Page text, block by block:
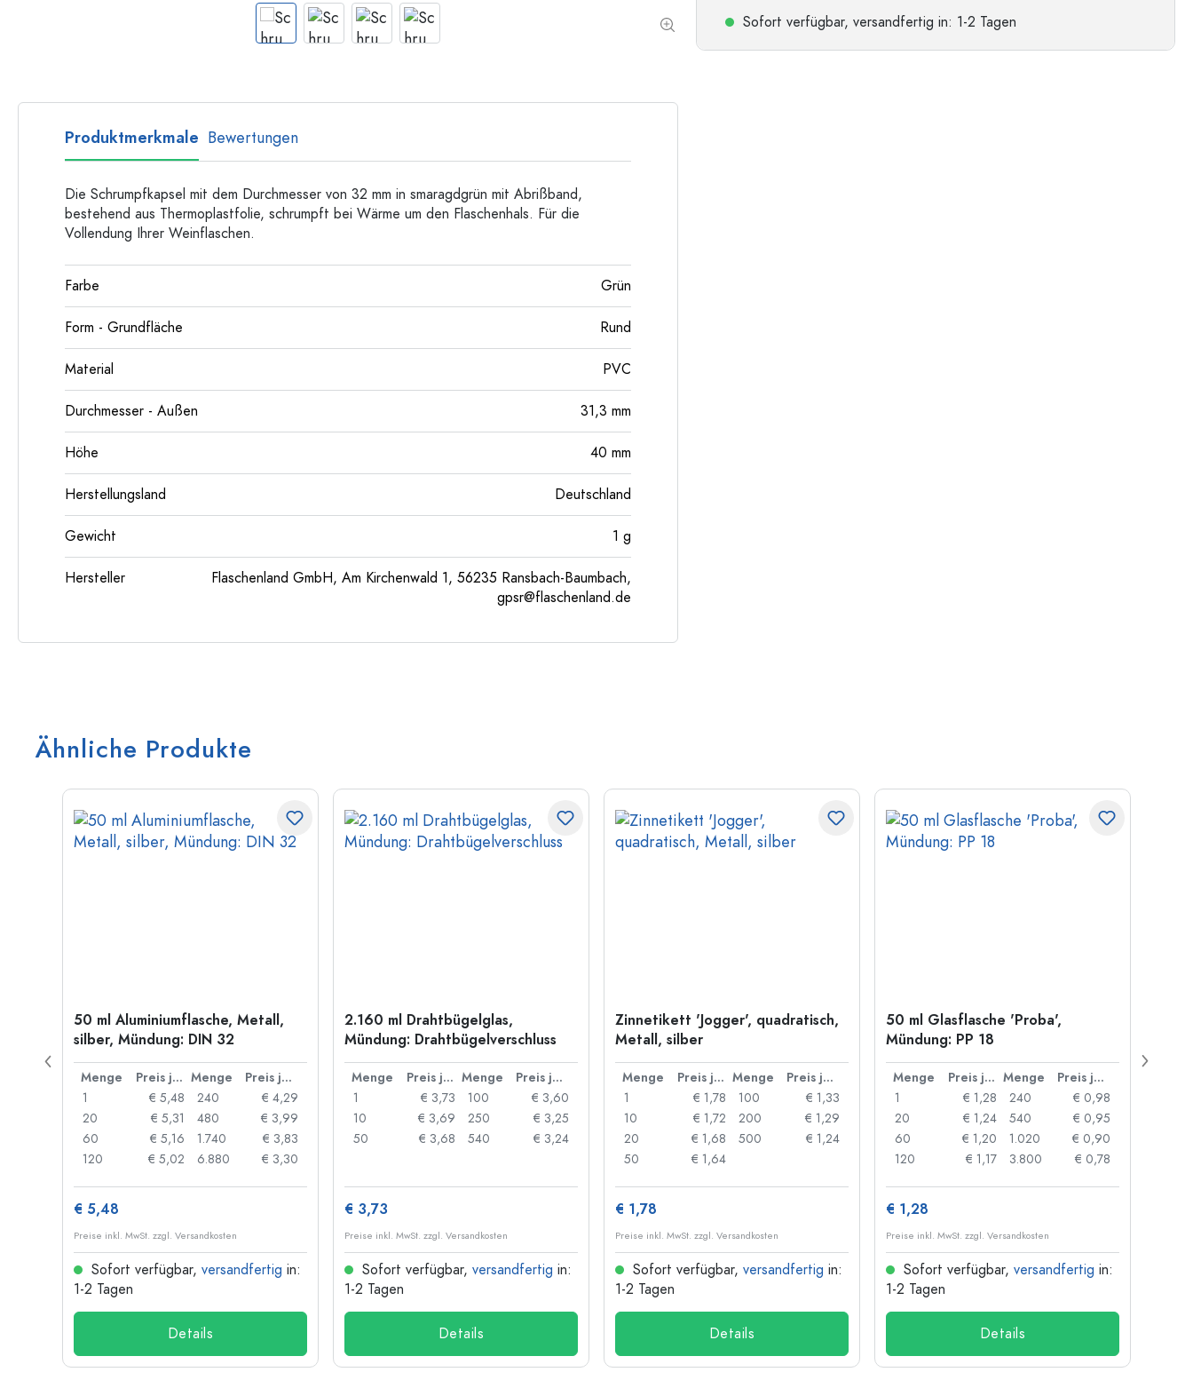
Langhalsflaschen
Mehrkantflaschen
Kunststoffflaschen
Sofort verfügbar, versandfertig in: 1-2 Tagen
Produktmerkmale Bewertungen
Die Schrumpfkapsel mit dem Durchmesser von 32 mm in smaragdgrün mit Abrißband,
bestehend aus Thermoplastfolie, schrumpft bei Wärme um den Flaschenhals. Für die
Vollendung Ihrer Weinflaschen.
Farbe Grün
Form - Grundfläche Rund
Material PVC
Durchmesser - Außen 31,3 mm
Höhe 40 mm
Herstellungsland Deutschland
Gewicht 1 g
Hersteller
Flaschenland GmbH, Am Kirchenwald 1, 56235 Ransbach-Baumbach,
gpsr@flaschenland.de
Ähnliche Produkte
50 ml Aluminiumflasche, Metall,
silber, Mündung: DIN 32
Menge Preis je Stück Menge
Preis je Stück
1
€ 5,48
20
€ 5,31
60
€ 5,16
120
€ 5,02
240
€ 4,29
480
€ 3,99
1.740
€ 3,83
6.880
€ 3,30
€ 5,48
Preise inkl. MwSt. zzgl. Versandkosten
Sofort verfügbar, versandfertig in:
1-2 Tagen
Details
2.160 ml Drahtbügelglas,
Mündung: Drahtbügelverschluss
Menge Preis je Stück Menge
Preis je Stück
1
€ 3,73
10
€ 3,69
50
€ 3,68
100
€ 3,60
250
€ 3,25
540
€ 3,24
€ 3,73
Preise inkl. MwSt. zzgl. Versandkosten
Sofort verfügbar, versandfertig in:
1-2 Tagen
Details
Zinnetikett 'Jogger', quadratisch,
Metall, silber
Menge Preis je Stück Menge
Preis je Stück
1
€ 1,78
10
€ 1,72
20
€ 1,68
50
€ 1,64
100
€ 1,33
200
€ 1,29
500
€ 1,24
€ 1,78
Preise inkl. MwSt. zzgl. Versandkosten
Sofort verfügbar, versandfertig in:
1-2 Tagen
Details
50 ml Glasflasche 'Proba',
Mündung: PP 18
Menge Preis je Stück Menge
Preis je Stück
1
€ 1,28
20
€ 1,24
60
€ 1,20
120
€ 1,17
240
€ 0,98
540
€ 0,95
1.020
€ 0,90
3.800
€ 0,78
€ 1,28
Preise inkl. MwSt. zzgl. Versandkosten
Sofort verfügbar, versandfertig in:
1-2 Tagen
Details